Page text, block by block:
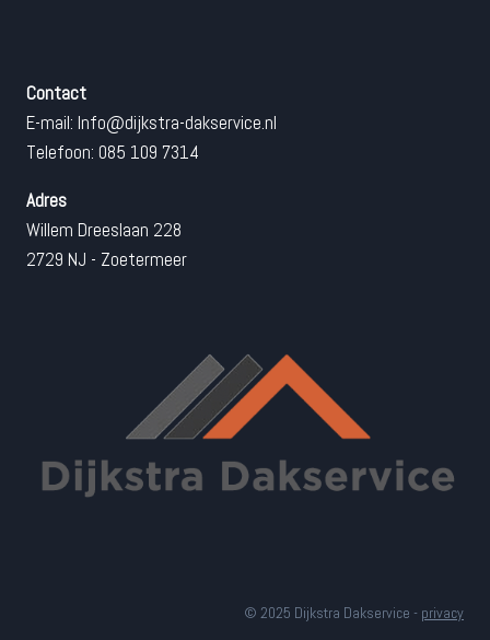
Contact
E-mail: Info@dijkstra-dakservice.nl
Telefoon: 085 109 7314
Adres
Willem Dreeslaan 228
2729 NJ - Zoetermeer
© 2025 Dijkstra Dakservice - privacy